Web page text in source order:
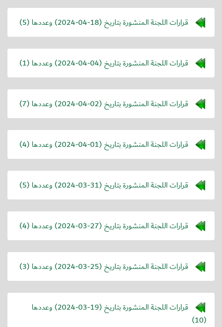
قرارات اللجنة المنشورة بتاريخ (2024-04-18) وعددها (5)
قرارات اللجنة المنشورة بتاريخ (2024-04-04) وعددها (1)
قرارات اللجنة المنشورة بتاريخ (2024-04-02) وعددها (7)
قرارات اللجنة المنشورة بتاريخ (2024-04-01) وعددها (4)
قرارات اللجنة المنشورة بتاريخ (2024-03-31) وعددها (5)
قرارات اللجنة المنشورة بتاريخ (2024-03-27) وعددها (4)
قرارات اللجنة المنشورة بتاريخ (2024-03-25) وعددها (3)
قرارات اللجنة المنشورة بتاريخ (2024-03-19) وعددها
(10)